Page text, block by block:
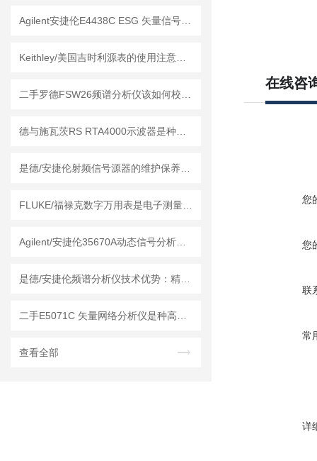
查看全部
在线咨
您
您
联
常
详